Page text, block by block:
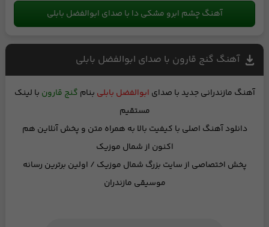
آهنگ چشم ابرو مشکی دا با صدای ابوالفضل بابلی
آهنگ گنج قارون با صدای ابوالفضل بابلی
آهنگ مازندرانی جدید با صدای ابوالفضل بابلی بنام گنج قارون با لینک
مستقیم
دانلود آهنگ اصلی با کیفیت بالا به همراه متن و پخش آنلاین هم
اکنون از شمال موزیک
پخش اختصاصی ازسایت بزرگ شمال موزیک / اولین برترین رسانه
موسیقی مازندران